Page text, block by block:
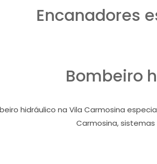
Encanadores
Bombeiro
hidráulico na Vila Carmosina
Carmosina,